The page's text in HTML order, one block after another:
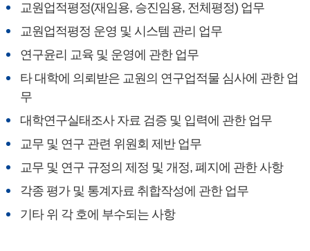
교원업적평정(재임용, 승진임용, 전체평정) 업무
교원업적평정 운영 및 시스템 관리 업무
연구윤리 교육 및 운영에 관한 업무
타 대학에 의뢰받은 교원의 연구업적물 심사에 관한 업
무
대학연구실태조사 자료 검증 및 입력에 관한 업무
교무 및 연구 관련 위원회 제반 업무
교무 및 연구 규정의 제정 및 개정, 폐지에 관한 사항
각종 평가 및 통계자료 취합작성에 관한 업무
기타 위 각 호에 부수되는 사항